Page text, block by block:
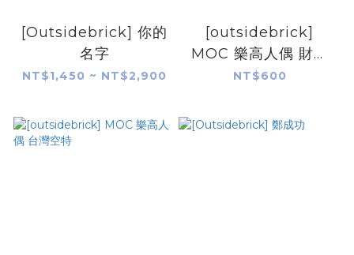
[Outsidebrick] 你的
名字
NT$1,450 ~ NT$2,900
[outsidebrick]
MOC 樂高人偶 財神
爺
NT$600